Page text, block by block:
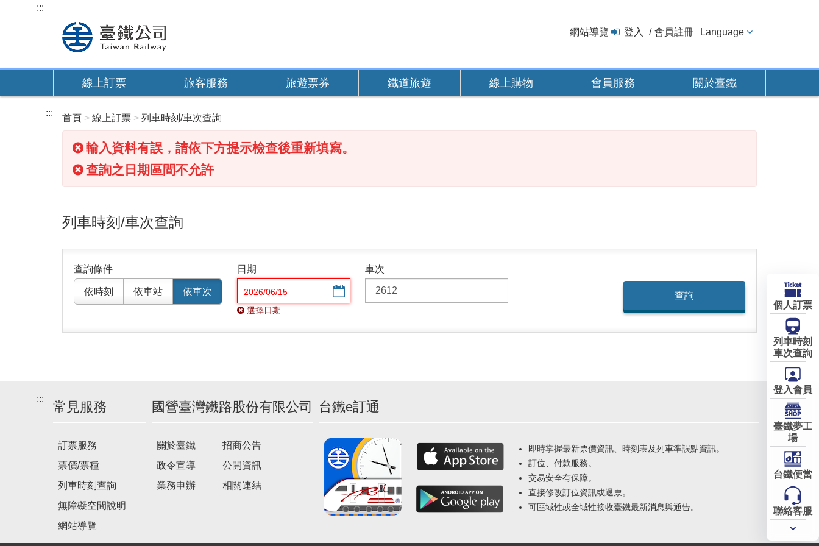
內
:::
網站導覽 登入 會員註冊 Language
線上訂票 旅客服務 旅遊票券 鐵道旅遊 線上購物 會員服務 關於臺鐵
::: 首頁 線上訂票 列車時刻/車次查詢
輸入資料有誤，請依下方提示檢查後重新填寫。
查詢之日期區間不允許
列車時刻/車次查詢
查詢條件
依時刻 依車站 依車次
日期
選擇日期
選擇日期
車次
:::
常見服務
訂票服務
票價/票種
列車時刻查詢
無障礙空間說明
網站導覽
國營臺灣鐵路股份有限公司
關於臺鐵
政令宣導
業務申辦
招商公告
公開資訊
相關連結
台鐵e訂通
即時掌握最新票價資訊、時刻表及列車準誤點資訊。
訂位、付款服務。
交易安全有保障。
直接修改訂位資訊或退票。
可區域性或全域性接收臺鐵最新消息與通告。
個人訂票
列車時刻
車次查詢
登入會員
臺鐵夢工
場
台鐵便當
聯絡客服
常用